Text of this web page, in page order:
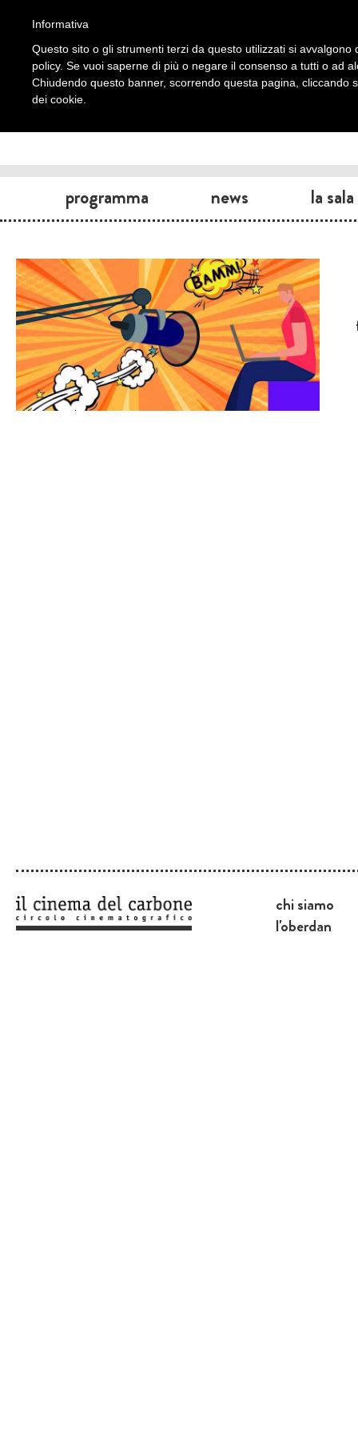
programma news la sala
chi siamo
l'oberdan
Informativa
Questo sito o gli strumenti terzi da questo utilizzati si
policy. Se vuoi saperne di più o negare il consenso a tutti o ad
Chiudendo questo banner, scorrendo questa pagina, cliccando
dei cookie.